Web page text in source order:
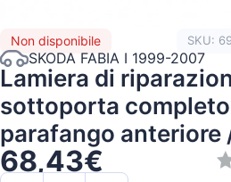
Non disponibile SKU:
SKODA FABIA I 1999-2007
Lamiera di
sottoporta
parafango anteriore
Set
68,43€